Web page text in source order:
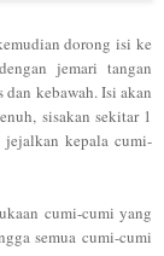
dorong isi ke
jemari tangan
kebawah. Isi akan
sisakan sekitar 1
jejalkan kepala cumi-
cumi-cumi yang
semua cumi-cumi